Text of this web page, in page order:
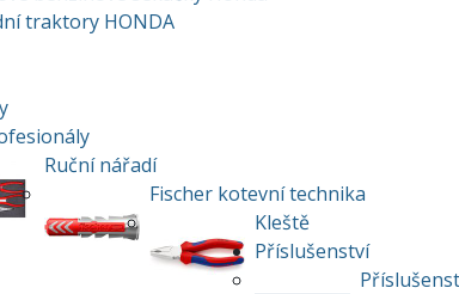
traktory HONDA
Ruční nářadí
Fischer kotevní technika
Kleště
Příslušenství